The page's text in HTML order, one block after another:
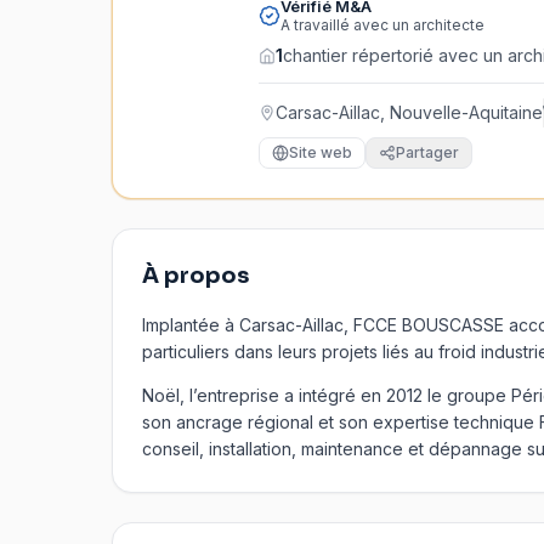
Vérifié M&A
A travaillé avec un architecte
1chantier répertorié avec un
Carsac-Aillac, Nouvelle-Aquitaine
Site web Partager
À propos
Implantée à Carsac-Aillac, FCCE BOUSCASSE
particuliers dans leurs projets liés au froid
Noël, l’entreprise a intégré en 2012 le groupe
son ancrage régional et son expertise technique
conseil, installation, maintenance et dépannage